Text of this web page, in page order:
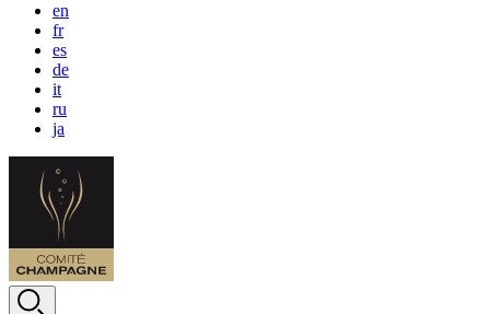
en
fr
es
de
it
ru
ja